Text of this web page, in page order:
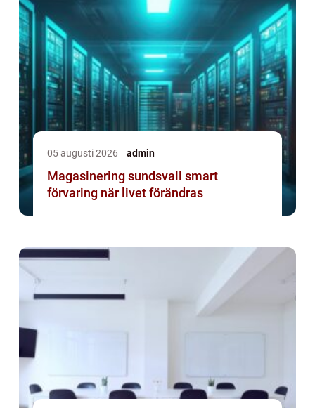
05 augusti 2026 admin
Magasinering sundsvall smart
förvaring när livet förändras